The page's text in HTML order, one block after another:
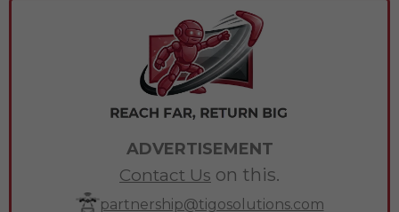
ADVERTISEMENT
Contact Us on this.